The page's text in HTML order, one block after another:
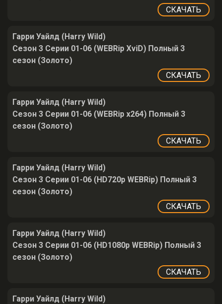
СКАЧАТЬ
Гарри Уайлд (Harry Wild)
Сезон 3 Серии 01-06 (WEBRip XviD) Полный 3
сезон (Золото)
СКАЧАТЬ
Гарри Уайлд (Harry Wild)
Сезон 3 Серии 01-06 (WEBRip x264) Полный 3
сезон (Золото)
СКАЧАТЬ
Гарри Уайлд (Harry Wild)
Сезон 3 Серии 01-06 (HD720p WEBRip) Полный 3
сезон (Золото)
СКАЧАТЬ
Гарри Уайлд (Harry Wild)
Сезон 3 Серии 01-06 (HD1080p WEBRip) Полный 3
сезон (Золото)
СКАЧАТЬ
Гарри Уайлд (Harry Wild)